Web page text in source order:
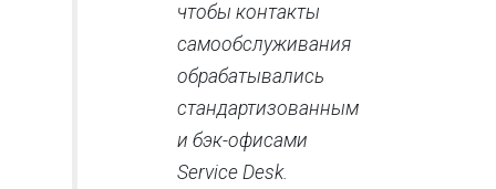
чтобы контакты
самообслуживания
обрабатывались
стандартизованным
и бэк-офисами
Service Desk.